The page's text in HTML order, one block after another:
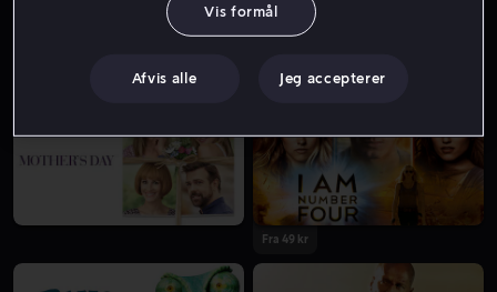
Lej 49 kr
Fra 49 kr
Vis formål
Afvis alle Jeg accepterer